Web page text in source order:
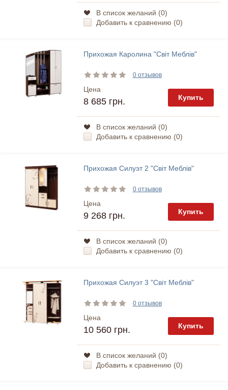
В список желаний (0)
Добавить к сравнению (0)
Прихожая Каролина "Світ Меблів"
0 отзывов
Цена
8 685 грн. Купить
В список желаний (0)
Добавить к сравнению (0)
Прихожая Силуэт 2 "Світ Меблів"
0 отзывов
Цена
9 268 грн. Купить
В список желаний (0)
Добавить к сравнению (0)
Прихожая Силуэт 3 "Світ Меблів"
0 отзывов
Цена
10 560 грн. Купить
В список желаний (0)
Добавить к сравнению (0)